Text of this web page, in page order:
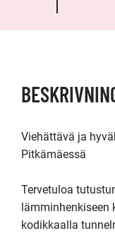
Viehättävä ja
Pitkämäessä
Tervetuloa
lämminhenkiseen
kodikkaalla